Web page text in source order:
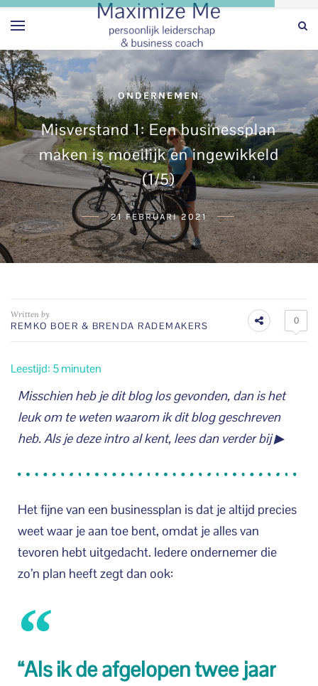
ONDERNEMEN
Misverstand 1: Een businessplan
maken is moeilijk en ingewikkeld
(1/5)
21 FEBRUARI 2021
Written by
REMKO BOER & BRENDA RADEMAKERS 0
Leestijd: 5minuten
Misschien heb je dit blog los gevonden, dan is het
leuk om te weten waarom ik dit blog geschreven
heb. Als je deze intro al kent, lees dan verder bij ▶
Het fijne van een businessplan is dat je altijd precies
weet waar je aan toe bent, omdat je alles van
tevoren hebt uitgedacht. Iedere ondernemer die
zo’n plan heeft zegt dan ook:
“Als ik de afgelopen twee jaar